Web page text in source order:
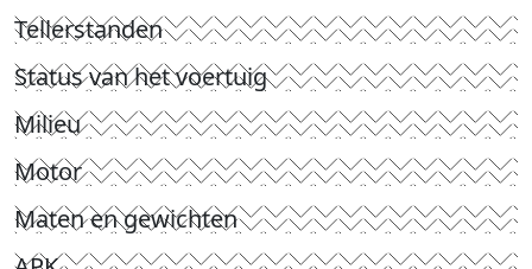
Tellerstanden
Status van het voertuig
Milieu
Motor
Maten en gewichten